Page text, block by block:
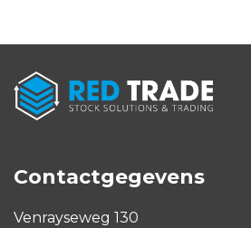
Contactgegevens
Venrayseweg 130